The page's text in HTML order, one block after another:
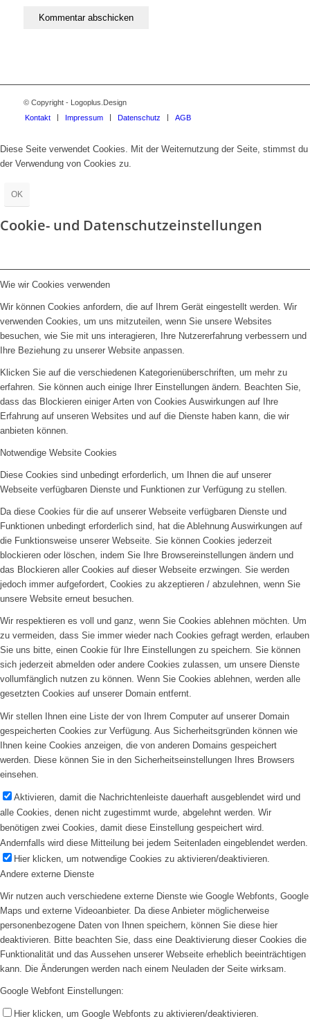
© Copyright - Logoplus.Design
Kontakt
Impressum Datenschutz AGB
Diese Seite verwendet Cookies. Mit der Weiternutzung der Seite, stimmst du
der Verwendung von Cookies zu.
OK
Cookie- und Datenschutzeinstellungen
Wie wir Cookies verwenden
Wir können Cookies anfordern, die auf Ihrem Gerät eingestellt werden. Wir
verwenden Cookies, um uns mitzuteilen, wenn Sie unsere Websites
besuchen, wie Sie mit uns interagieren, Ihre Nutzererfahrung verbessern und
Ihre Beziehung zu unserer Website anpassen.
Klicken Sie auf die verschiedenen Kategorienüberschriften, um mehr zu
erfahren. Sie können auch einige Ihrer Einstellungen ändern. Beachten Sie,
dass das Blockieren einiger Arten von Cookies Auswirkungen auf Ihre
Erfahrung auf unseren Websites und auf die Dienste haben kann, die wir
anbieten können.
Notwendige Website Cookies
Diese Cookies sind unbedingt erforderlich, um Ihnen die auf unserer
Webseite verfügbaren Dienste und Funktionen zur Verfügung zu stellen.
Da diese Cookies für die auf unserer Webseite verfügbaren Dienste und
Funktionen unbedingt erforderlich sind, hat die Ablehnung Auswirkungen auf
die Funktionsweise unserer Webseite. Sie können Cookies jederzeit
blockieren oder löschen, indem Sie Ihre Browsereinstellungen ändern und
das Blockieren aller Cookies auf dieser Webseite erzwingen. Sie werden
jedoch immer aufgefordert, Cookies zu akzeptieren / abzulehnen, wenn Sie
unsere Website erneut besuchen.
Wir respektieren es voll und ganz, wenn Sie Cookies ablehnen möchten. Um
zu vermeiden, dass Sie immer wieder nach Cookies gefragt werden, erlauben
Sie uns bitte, einen Cookie für Ihre Einstellungen zu speichern. Sie können
sich jederzeit abmelden oder andere Cookies zulassen, um unsere Dienste
vollumfänglich nutzen zu können. Wenn Sie Cookies ablehnen, werden alle
gesetzten Cookies auf unserer Domain entfernt.
Wir stellen Ihnen eine Liste der von Ihrem Computer auf unserer Domain
gespeicherten Cookies zur Verfügung. Aus Sicherheitsgründen können wie
Ihnen keine Cookies anzeigen, die von anderen Domains gespeichert
werden. Diese können Sie in den Sicherheitseinstellungen Ihres Browsers
einsehen.
Aktivieren, damit die Nachrichtenleiste dauerhaft ausgeblendet wird und
alle Cookies, denen nicht zugestimmt wurde, abgelehnt werden. Wir
benötigen zwei Cookies, damit diese Einstellung gespeichert wird.
Andernfalls wird diese Mitteilung bei jedem Seitenladen eingeblendet werden.
Hier klicken, um notwendige Cookies zu aktivieren/deaktivieren.
Andere externe Dienste
Wir nutzen auch verschiedene externe Dienste wie Google Webfonts, Google
Maps und externe Videoanbieter. Da diese Anbieter möglicherweise
personenbezogene Daten von Ihnen speichern, können Sie diese hier
deaktivieren. Bitte beachten Sie, dass eine Deaktivierung dieser Cookies die
Funktionalität und das Aussehen unserer Webseite erheblich beeinträchtigen
kann. Die Änderungen werden nach einem Neuladen der Seite wirksam.
Google Webfont Einstellungen:
Hier klicken, um Google Webfonts zu aktivieren/deaktivieren.